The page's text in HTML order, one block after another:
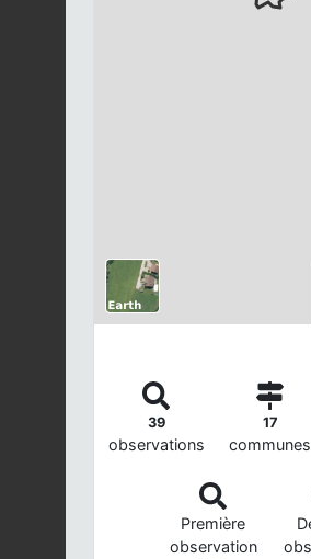
39
observations
17
communes
Première
observation